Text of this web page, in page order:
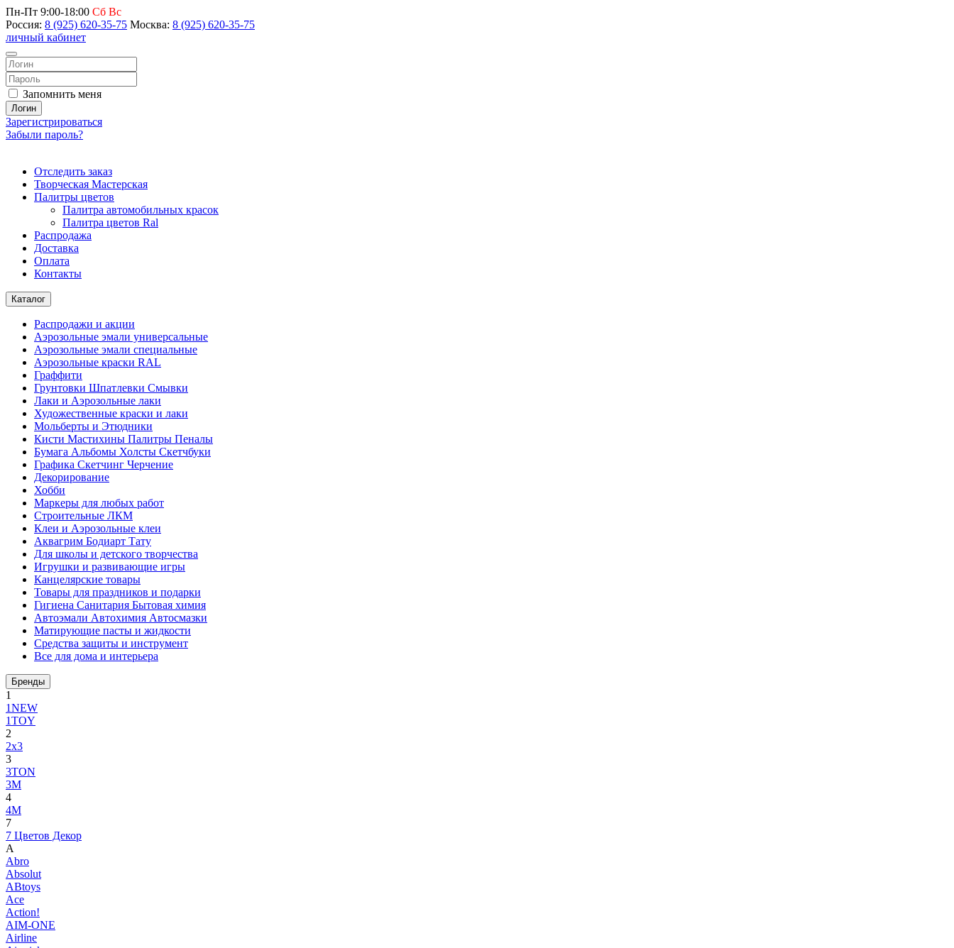
Пн-Пт 9:00-18:00 Сб Вс
Россия: 8 (925) 620-35-75 Москва: 8 (925) 620-35-75
личный кабинет
Запомнить меня
Логин
Зарегистрироваться
Забыли пароль?
Отследить заказ
Творческая Мастерская
Палитры цветов
Палитра автомобильных красок
Палитра цветов Ral
Распродажа
Доставка
Оплата
Контакты
Каталог
Распродажи и акции
Аэрозольные эмали универсальные
Аэрозольные эмали специальные
Аэрозольные краски RAL
Граффити
Грунтовки Шпатлевки Смывки
Лаки и Аэрозольные лаки
Художественные краски и лаки
Мольберты и Этюдники
Кисти Мастихины Палитры Пеналы
Бумага Альбомы Холсты Скетчбуки
Графика Скетчинг Черчение
Декорирование
Хобби
Маркеры для любых работ
Строительные ЛКМ
Клеи и Аэрозольные клеи
Аквагрим Бодиарт Тату
Для школы и детского творчества
Игрушки и развивающие игры
Канцелярские товары
Товары для праздников и подарки
Гигиена Санитария Бытовая химия
Автоэмали Автохимия Автосмазки
Матирующие пасты и жидкости
Средства защиты и инструмент
Все для дома и интерьера
Бренды
1
1NEW
1TOY
2
2x3
3
3TON
3М
4
4M
7
7 Цветов Декор
A
Abro
Absolut
ABtoys
Ace
Action!
AIM-ONE
Airline